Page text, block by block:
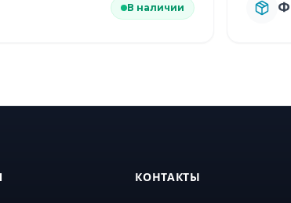
В наличии
КОНТАКТЫ